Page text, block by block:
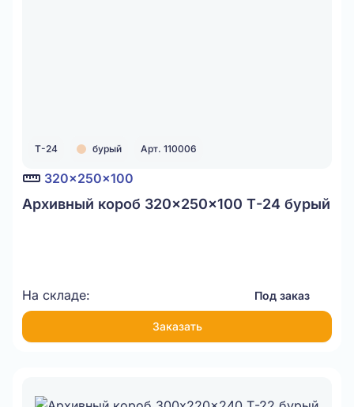
Т-24 бурый Арт. 110006
320x250x100
Архивный короб 320x250x100 Т-24 бурый
На складе: Под заказ
Заказать